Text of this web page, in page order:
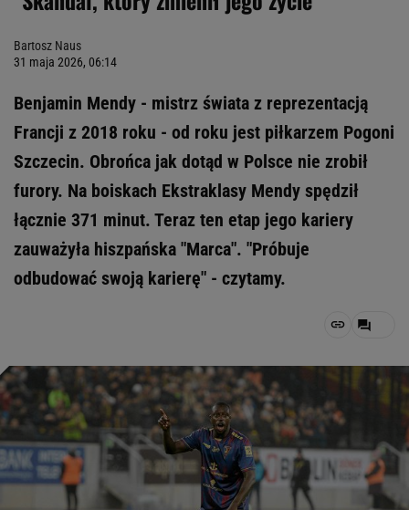
Bartosz Naus
31 maja 2026, 06:14
Benjamin Mendy - mistrz świata z reprezentacją
Francji z 2018 roku - od roku jest piłkarzem Pogoni
Szczecin. Obrońca jak dotąd w Polsce nie zrobił
furory. Na boiskach Ekstraklasy Mendy spędził
łącznie 371 minut. Teraz ten etap jego kariery
zauważyła hiszpańska "Marca". "Próbuje
odbudować swoją karierę" - czytamy.